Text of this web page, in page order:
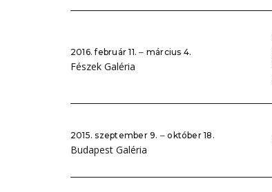
2016. február 11. ‒ március 4.
Fészek Galéria
2015. szeptember 9. ‒ október 18.
Budapest Galéria